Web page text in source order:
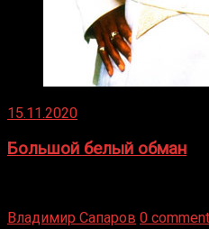
15.11.2020
Большой белый обман
Владимир Сапаров 0